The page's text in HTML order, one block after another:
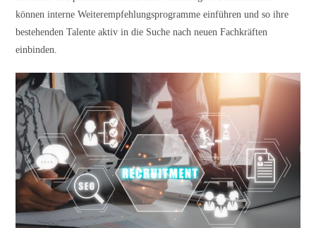
können interne Weiterempfehlungsprogramme einführen und so ihre
bestehenden Talente aktiv in die Suche nach neuen Fachkräften
einbinden.